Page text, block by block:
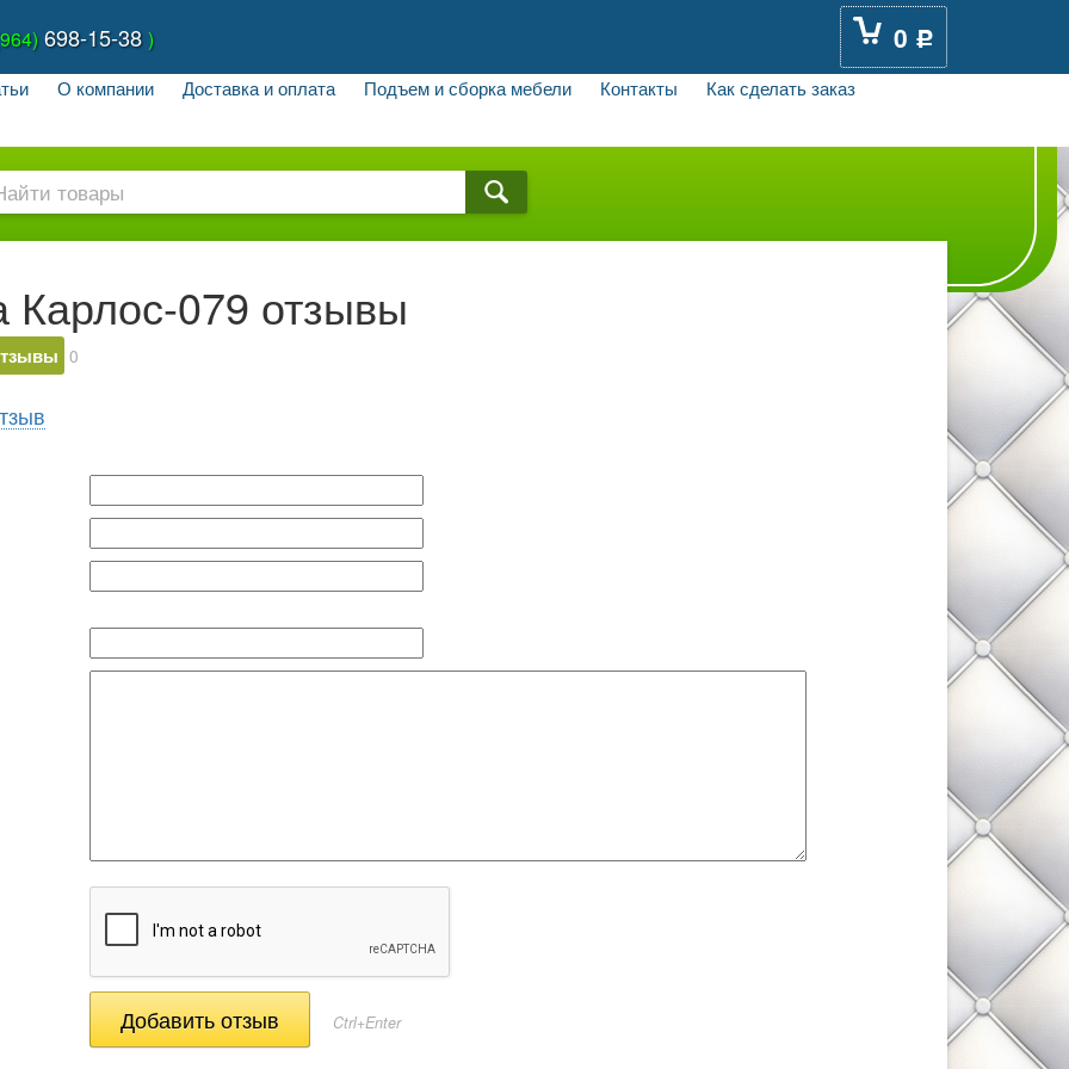
698-15-38) 0 Р
О компании Доставка и оплата Подъем и сборка мебели Контакты
Как сделать заказ
Карлос-079 отзывы
0
Ctrl+Enter